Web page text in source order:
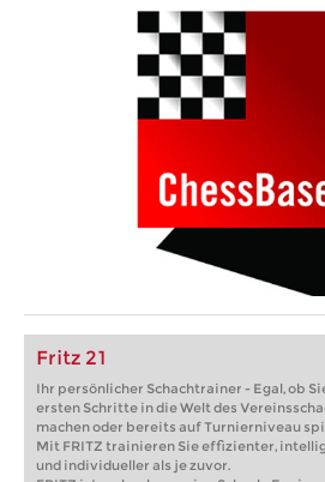
Fritz 21
Ihr persönlicher Schachtrainer - Egal, ob
ersten Schritte in die Welt des
machen oder bereits auf Turnierniveau
Mit FRITZ trainieren Sie effizienter,
und individueller als je zuvor.